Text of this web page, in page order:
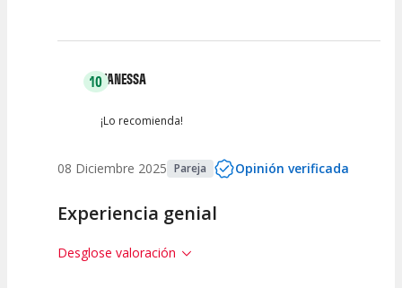
10VANESSA
¡Lo recomienda!
08 Diciembre 2025 Pareja Opinión verificada
Experiencia genial
Desglose valoración